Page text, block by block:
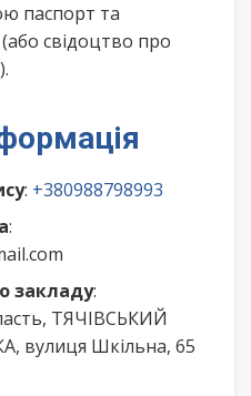
паспорт та
свідоцтво про
: +380988798993
:
закладу:
ТЯЧІВСЬКИЙ
вулиця Шкільна, 65